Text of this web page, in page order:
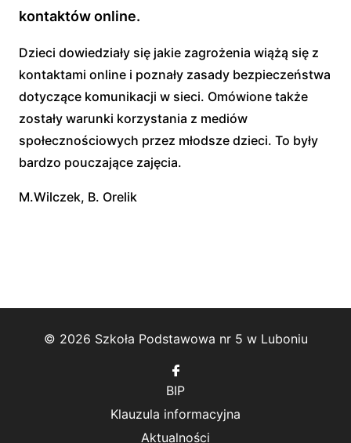
kontaktów online.
Dzieci dowiedziały się jakie zagrożenia wiążą się z
kontaktami online i poznały zasady bezpieczeństwa
dotyczące komunikacji w sieci. Omówione także
zostały warunki korzystania z mediów
społecznościowych przez młodsze dzieci. To były
bardzo pouczające zajęcia.
M.Wilczek, B. Orelik
© 2026 Szkoła Podstawowa nr 5 w Luboniu
Follow
us
on
Facebook
BIP
Klauzula informacyjna
Aktualności